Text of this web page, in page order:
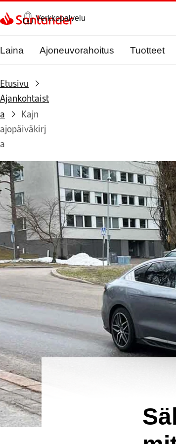
Siirry sivulle
Verkkopalvelu
Laina Ajoneuvorahoitus Tuotteet
Etusivu
Ajankohtaist
a
Kajn
ajopäiväkirj
a